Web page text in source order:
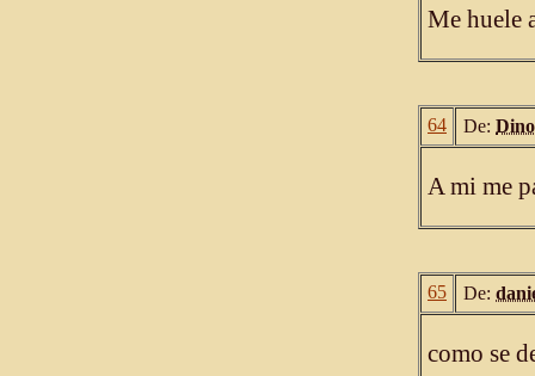
Me huele
64 De:
A mi me
65 De:
como se